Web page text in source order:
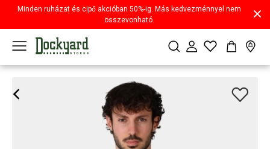
Minden ruházat és cipő akcióban 50%-ig. Más kedvezménnyel nem
összevonható.